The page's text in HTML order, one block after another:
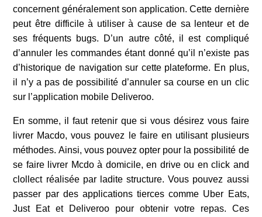
concernent généralement son application. Cette dernière
peut être difficile à utiliser à cause de sa lenteur et de
ses fréquents bugs. D’un autre côté, il est compliqué
d’annuler les commandes étant donné qu’il n’existe pas
d’historique de navigation sur cette plateforme. En plus,
il n’y a pas de possibilité d’annuler sa course en un clic
sur l’application mobile Deliveroo.
En somme, il faut retenir que si vous désirez vous faire
livrer Macdo, vous pouvez le faire en utilisant plusieurs
méthodes. Ainsi, vous pouvez opter pour la possibilité de
se faire livrer Mcdo à domicile, en drive ou en click and
clollect réalisée par ladite structure. Vous pouvez aussi
passer par des applications tierces comme Uber Eats,
Just Eat et Deliveroo pour obtenir votre repas. Ces